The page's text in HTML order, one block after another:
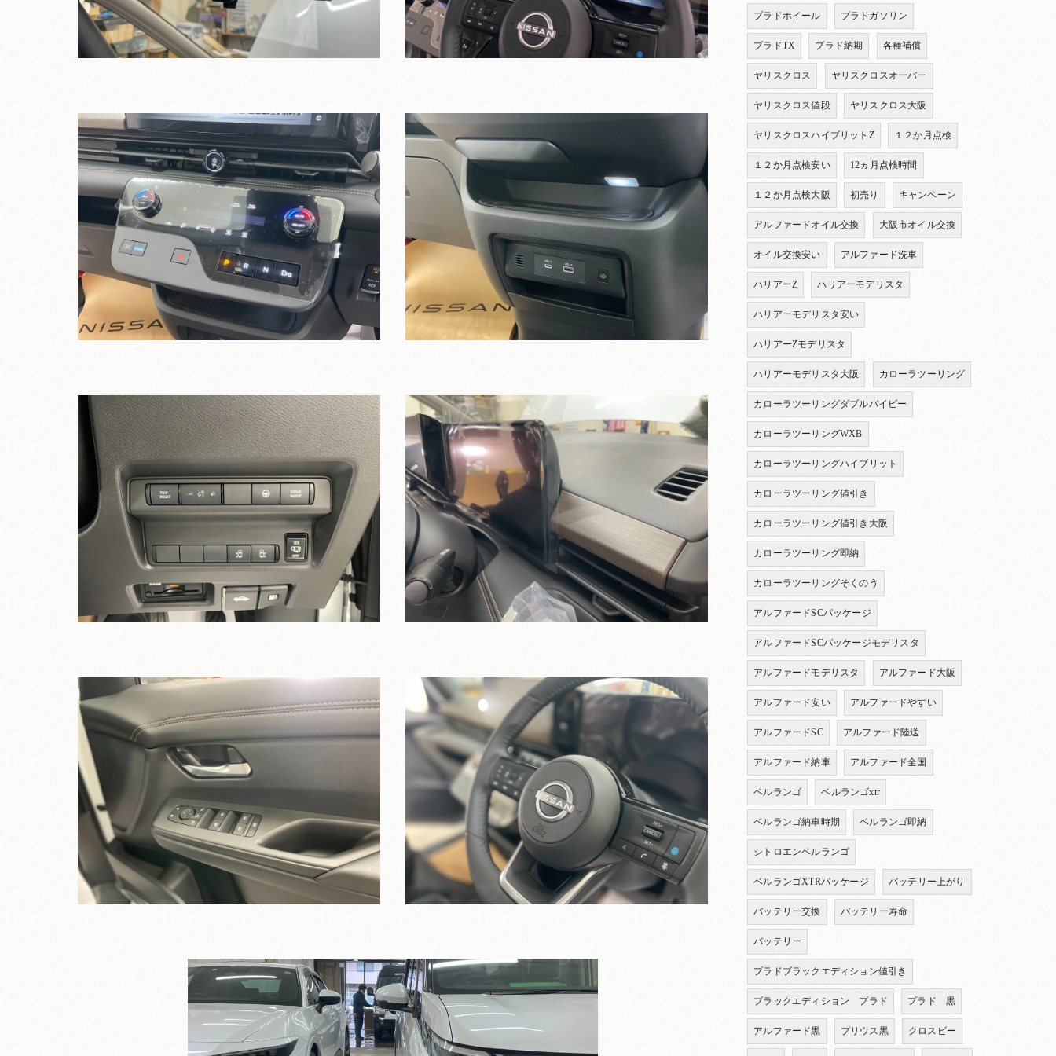
プラドホイール プラドガソリン
プラドTX プラド納期 各種補償
ヤリスクロス ヤリスクロスオーバー
ヤリスクロス値段 ヤリスクロス大阪
ヤリスクロスハイブリットZ １２か月点検
１２か月点検安い 12ヵ月点検時間
１２か月点検大阪 初売り キャンペーン
アルファードオイル交換 大阪市オイル交換
オイル交換安い アルファード洗車
ハリアーZ ハリアーモデリスタ
ハリアーモデリスタ安い
ハリアーZモデリスタ
ハリアーモデリスタ大阪 カローラツーリング
カローラツーリングダブルバイビー
カローラツーリングWXB
カローラツーリングハイブリット
カローラツーリング値引き
カローラツーリング値引き大阪
カローラツーリング即納
カローラツーリングそくのう
アルファードSCパッケージ
アルファードSCパッケージモデリスタ
アルファードモデリスタ アルファード大阪
アルファード安い アルファードやすい
アルファードSC アルファード陸送
アルファード納車 アルファード全国
ベルランゴ ベルランゴxtr
ベルランゴ納車時期 ベルランゴ即納
シトロエンベルランゴ
ベルランゴXTRパッケージ バッテリー上がり
バッテリー交換 バッテリー寿命
バッテリー
プラドブラックエディション値引き
ブラックエディション プラド プラド 黒
アルファード黒 プリウス黒 クロスビー